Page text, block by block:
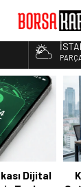
Ne Olur? 04/08/
Çok Kazandıran
Sonrası
Yatırımları:
Dijital